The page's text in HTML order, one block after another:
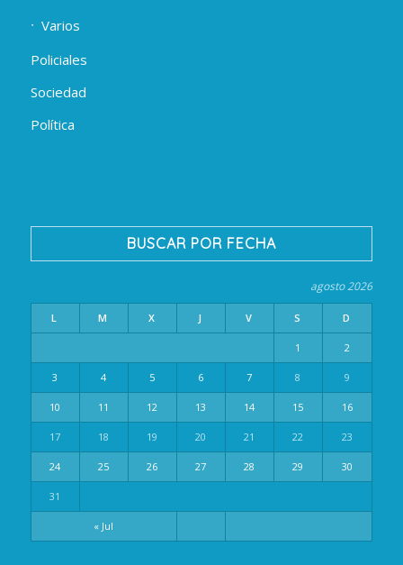
Varios
Policiales
Sociedad
Política
BUSCAR POR FECHA
agosto 2026
L M X J V S D
« Jul
1 2
3 4 5 6 7 8 9
10 11 12 13 14 15 16
17 18 19 20 21 22 23
24 25 26 27 28 29 30
31